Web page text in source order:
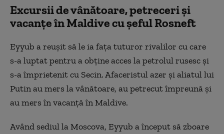
Excursii de vânătoare, petreceri și
vacanțe în Maldive cu șeful Rosneft
Eyyub a reușit să le ia fața tuturor rivalilor cu care
s-a luptat pentru a obține acces la petrolul rusesc și
s-a împrietenit cu Secin. Afaceristul azer și aliatul lui
Putin au mers la vânătoare, au petrecut împreună și
au mers în vacanță în Maldive.
Având sediul la Moscova, Eyyub a început să zboare